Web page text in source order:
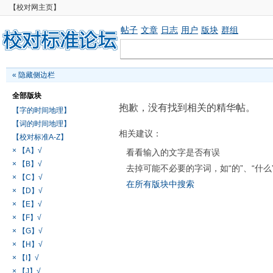
【校对网主页】
帖子 文章 日志 用户 版块 群组
« 隐藏侧边栏
全部版块
【字的时间地理】
【词的时间地理】
【校对标准A-Z】
× 【A】√
× 【B】√
× 【C】√
× 【D】√
× 【E】√
× 【F】√
× 【G】√
× 【H】√
× 【I】√
× 【J】√
抱歉，没有找到相关的精华帖。
相关建议：
看看输入的文字是否有误
去掉可能不必要的字词，如“的”、“什么
在所有版块中搜索